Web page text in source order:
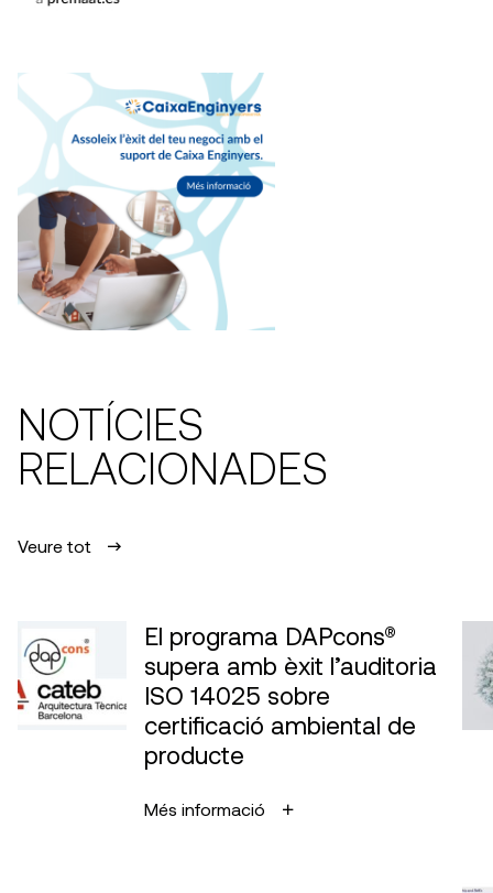
NOTÍCIES
RELACIONADES
Veure tot
El programa DAPcons®
supera amb èxit l’auditoria
ISO 14025 sobre
certificació ambiental de
producte
Més informació